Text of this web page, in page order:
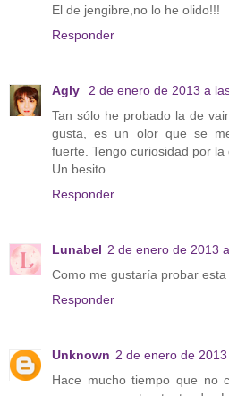
El de jengibre,no lo he olido!!!
Responder
Agly
2 de enero de 2013 a
Tan sólo he probado la de
gusta, es un olor que se
fuerte. Tengo curiosidad por la
Un besito
Responder
Lunabel 2 de enero de 2013
Como me gustaría probar
Responder
Unknown 2 de enero de
Hace mucho tiempo que no